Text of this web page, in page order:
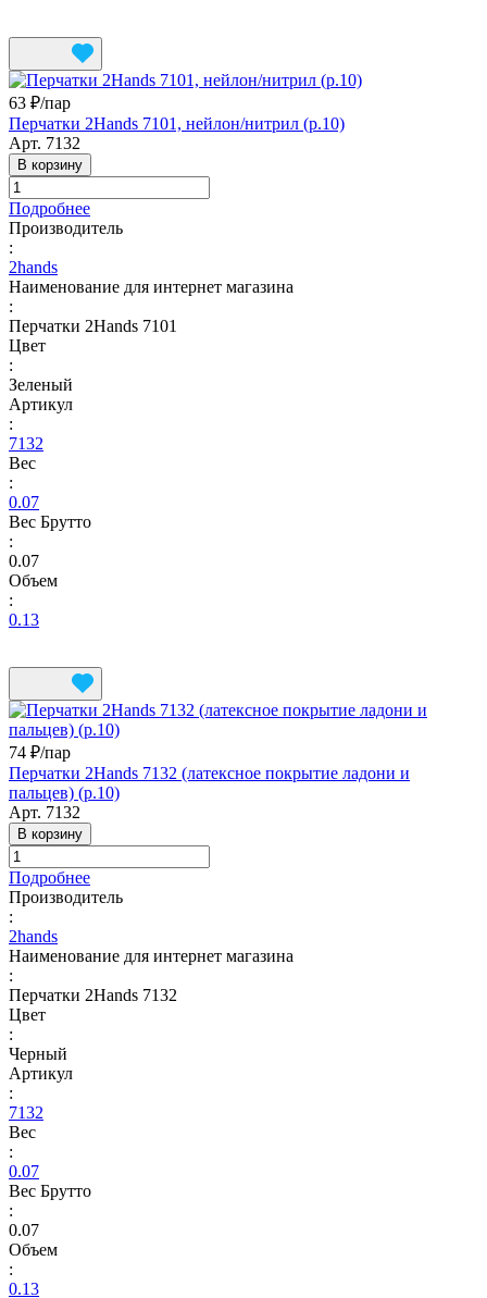
63 ₽/пар
Перчатки 2Hands 7101, нейлон/нитрил (р.10)
Арт. 7132
В корзину
Подробнее
Производитель
:
2hands
Наименование для интернет магазина
:
Перчатки 2Hands 7101
Цвет
:
Зеленый
Артикул
:
7132
Вес
:
0.07
Вес Брутто
:
0.07
Объем
:
0.13
74 ₽/пар
Перчатки 2Hands 7132 (латексное покрытие ладони и
пальцев) (р.10)
Арт. 7132
В корзину
Подробнее
Производитель
:
2hands
Наименование для интернет магазина
:
Перчатки 2Hands 7132
Цвет
:
Черный
Артикул
:
7132
Вес
:
0.07
Вес Брутто
:
0.07
Объем
:
0.13